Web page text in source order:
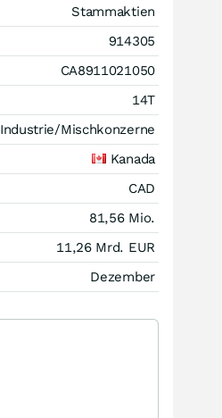
Stammaktien
914305
CA8911021050
14T
Industrie/Mischkonzerne
Kanada
CAD
81,56 Mio.
11,26 Mrd. EUR
Dezember